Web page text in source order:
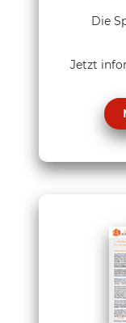
Die
Jetzt